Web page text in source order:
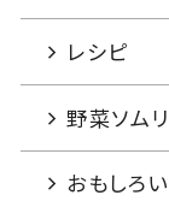
レシピ
野菜ソム
おもしろ